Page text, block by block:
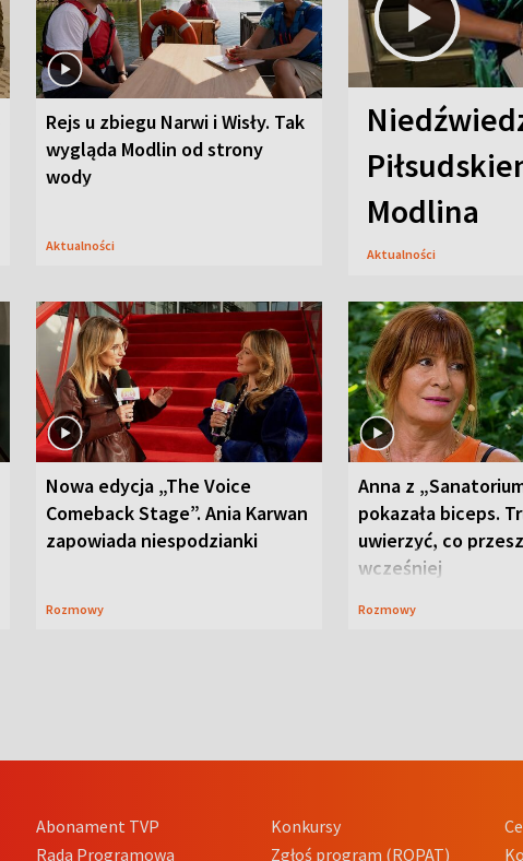
Rejs u zbiegu Narwi i Wisły. Tak
wygląda Modlin od strony
wody
Aktualności
Modlina
Aktualności
Nowa edycja „The Voice
Comeback Stage”. Ania Karwan
zapowiada niespodzianki
Rozmowy
Anna z
pokazała biceps.
uwierzyć, co
wcześniej
Rozmowy
Abonament TVP
Rada Programowa
Konkursy
Zgłoś program (ROPAT)